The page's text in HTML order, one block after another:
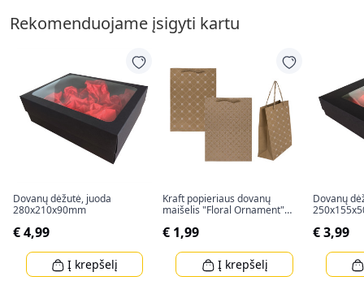
Rekomenduojame įsigyti kartu
Dovanų dėžutė, juoda
280x210x90mm
€ 4,99
Į krepšelį
Kraft popieriaus dovanų
maišelis "Floral Ornament"
€ 1,99
Į krepšelį
Dovanų
€ 3,99